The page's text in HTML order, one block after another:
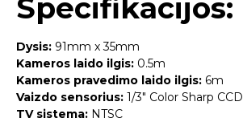
Specifikacijos:
Dysis: 91mm x 35mm
Kameros laido ilgis: 0.5m
Kameros pravedimo laido ilgis: 6m
Vaizdo sensorius: 1/3″ Color Sharp CCD
TV sistema: NTSC